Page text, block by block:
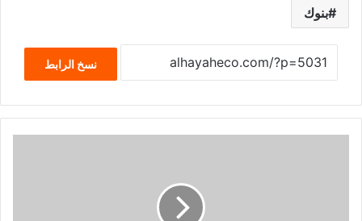
بنوك
نسخ الرابط